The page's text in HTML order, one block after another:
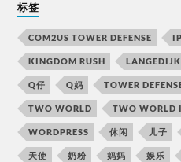
标签
COM2US TOWER DEFENSE
KINGDOM RUSH LANGEDIJK
Q仔 Q妈 TOWER
TWO WORLD TWO WORLD
WORDPRESS 休闲 儿子
天使 奶粉 妈妈 娱乐